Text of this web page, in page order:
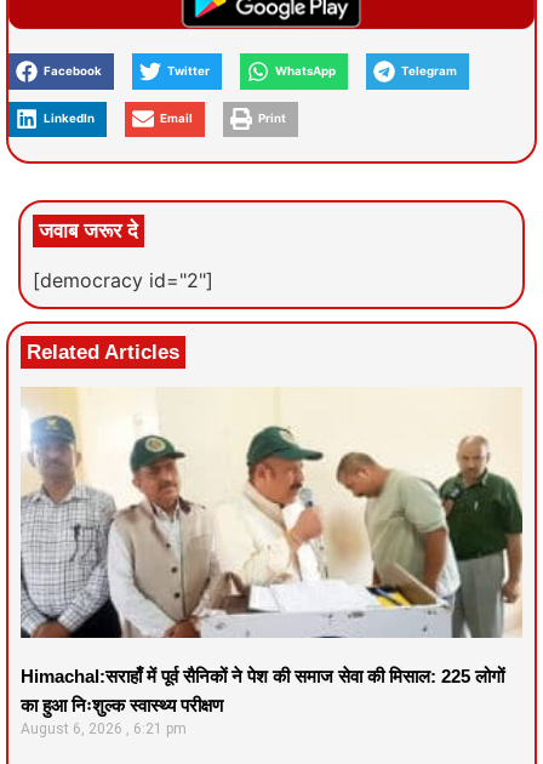
Facebook Twitter WhatsApp Telegram
LinkedIn Email Print
जवाब जरूर दे
[democracy id="2"]
Related Articles
Himachal:सराहाँ में पूर्व सैनिकों ने पेश की समाज सेवा की मिसाल: 225 लोगों
का हुआ निःशुल्क स्वास्थ्य परीक्षण
August 6, 2026 6:21 pm